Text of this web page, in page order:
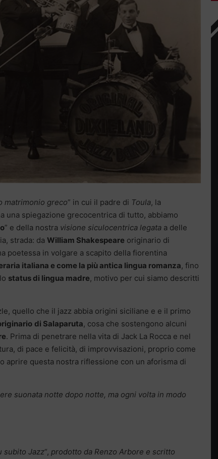
matrimonio greco” in cui il padre di Toula, la
una spiegazione grecocentrica di tutto, abbiamo
” e della nostra visione siculocentrica legata a delle
strada: da William Shakespeare originario di
poetessa in volgare a scapito della fiorentina
italiana e come la più antica lingua romanza, fino
status di lingua madre, motivo per cui siamo descritti
quello che il jazz abbia origini siciliane e e il primo
di Salaparuta, cosa che sostengono alcuni
. Prima di penetrare nella vita di Jack La Rocca e nel
di pace e felicità, di improvvisazioni, proprio come
aprire questa nostra riflessione con un aforisma di
suonata notte dopo notte, ma ogni volta in modo
subito Jazz“, prodotto da Renzo Arbore e scritto